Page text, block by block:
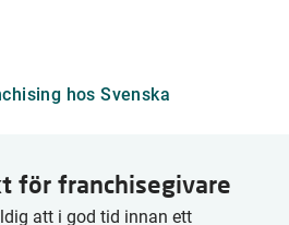
hos Svenska
för franchisegivare
att i god tid innan ett